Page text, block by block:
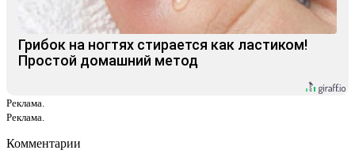
Грибок на ногтях стирается как ластиком!
Простой домашний метод
Реклама.
Реклама.
Комментарии